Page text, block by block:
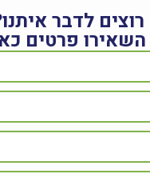
רוצים לדבר
השאירו פרטים